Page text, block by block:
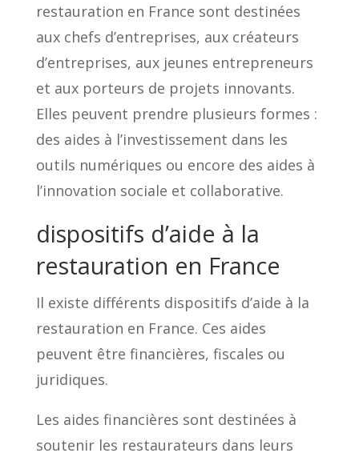
restauration en France sont destinées
aux chefs d’entreprises, aux créateurs
d’entreprises, aux jeunes entrepreneurs
et aux porteurs de projets innovants.
Elles peuvent prendre plusieurs formes :
des aides à l’investissement dans les
outils numériques ou encore des aides à
l’innovation sociale et collaborative.
dispositifs d’aide à la
restauration en France
Il existe différents dispositifs d’aide à la
restauration en France. Ces aides
peuvent être financières, fiscales ou
juridiques.
Les aides financières sont destinées à
soutenir les restaurateurs dans leurs